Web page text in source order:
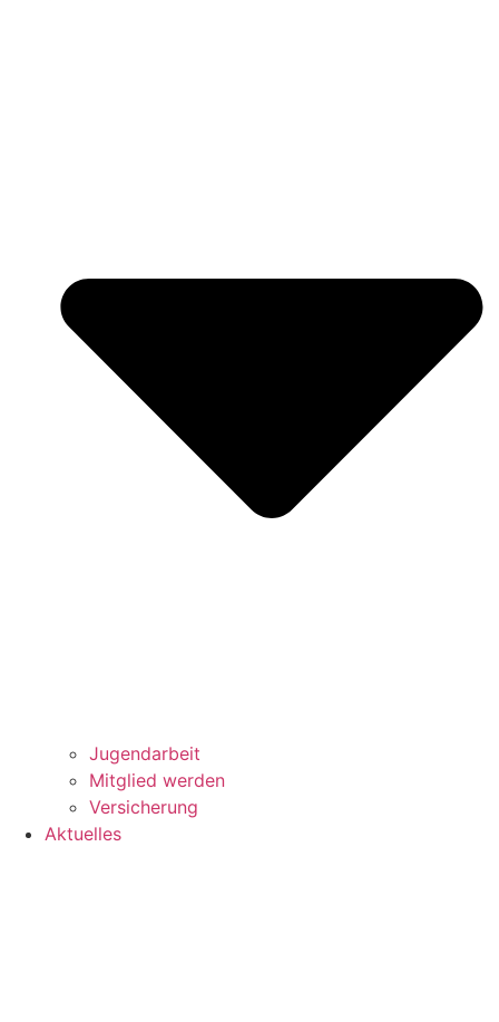
Jugendarbeit
Mitglied werden
Versicherung
Aktuelles